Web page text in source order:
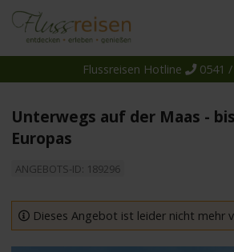
Reiseziele
Schiffe
Flussreisen Hotline 0541 /
Unterwegs auf der Maas -
Europas
ANGEBOTS-ID: 189296
Dieses Angebot ist leider nicht mehr